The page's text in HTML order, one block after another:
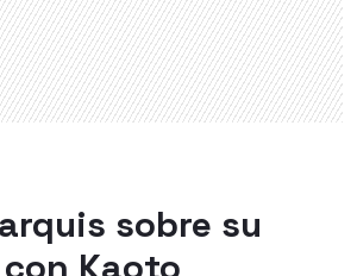
sobre su